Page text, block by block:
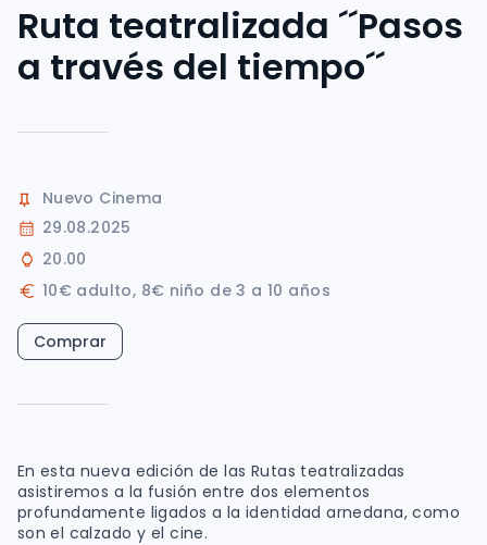
Ruta teatralizada ´´Pasos
a través del tiempo´´
Nuevo Cinema
29.08.2025
20.00
10€ adulto, 8€ niño de 3 a 10 años
Comprar
En esta nueva edición de las Rutas teatralizadas
asistiremos a la fusión entre dos elementos
profundamente ligados a la identidad arnedana, como
son el calzado y el cine.